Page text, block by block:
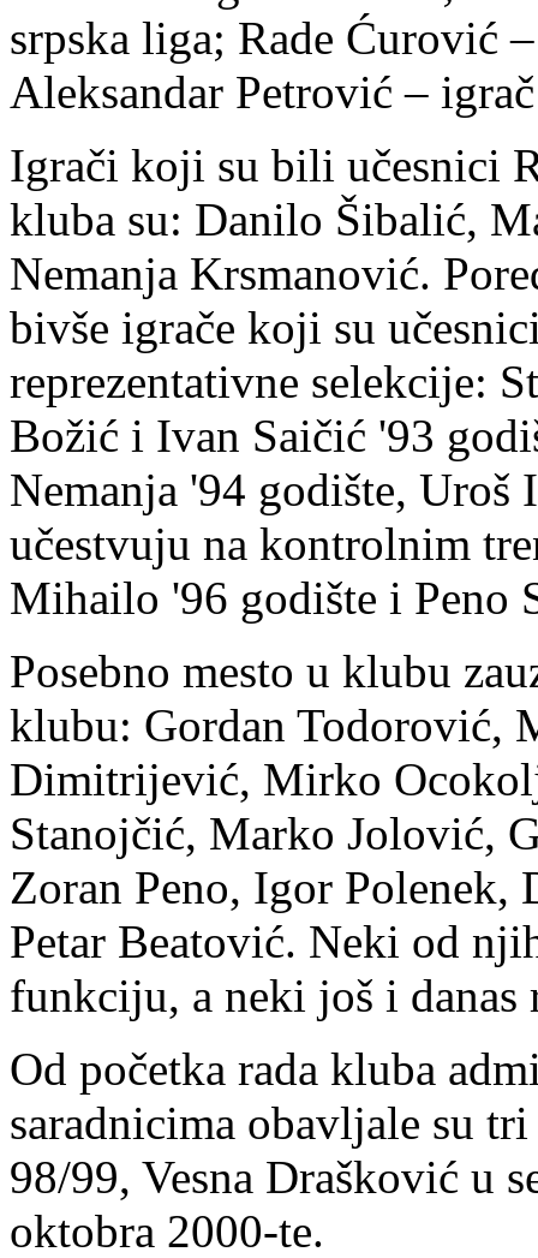
srpska liga; Rade Ćurović
Aleksandar Petrović –
Igrači koji su bili učesnici
kluba su: Danilo Šibalić,
Nemanja Krsmanović.
bivše igrače koji su
reprezentativne selekcije:
Božić i Ivan Saičić '93
Nemanja '94 godište,
učestvuju na kontrolnim
Mihailo '96 godište i Peno
Posebno mesto u klubu
klubu: Gordan Todorović,
Dimitrijević, Mirko
Stanojčić, Marko Jolović,
Zoran Peno, Igor Polenek,
Petar Beatović. Neki od
funkciju, a neki još i danas
Od početka rada kluba
saradnicima obavljale su
98/99, Vesna Drašković u
oktobra 2000-te.